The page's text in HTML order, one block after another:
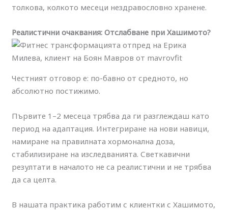
толкова, колкото месеци нездравословно хранене.
Реалистични очаквания: Отслабване при Хашимото?
Честният отговор е: по-бавно от средното, но
абсолютно постижимо.
Първите 1–2 месеца трябва да ги разглеждаш като
период на адаптация. Интегриране на нови навици,
намиране на правилната хормонална доза,
стабилизиране на изследванията. Светкавични
резултати в началото не са реалистични и не трябва
да са целта.
В нашата практика работим с клиентки с Хашимото,